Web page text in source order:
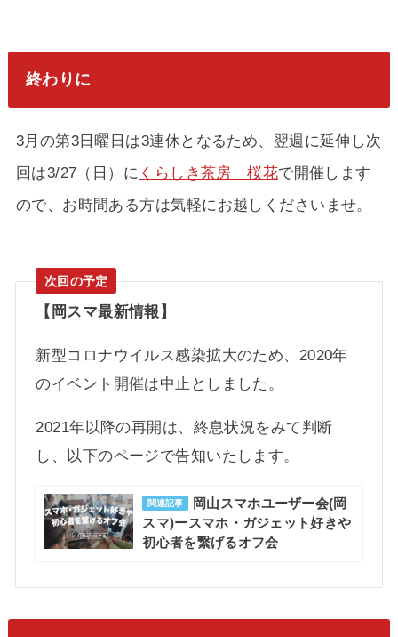
終わりに
3月の第3日曜日は3連休となるため、翌週に延伸し次
回は3/27（日）に くらしき茶房 桜花で開催します
ので、お時間ある方は気軽にお越しくださいませ。
【岡スマ最新情報】
新型コロナウイルス感染拡大のため、2020年
のイベント開催は中止としました。
2021年以降の再開は、終息状況をみて判断
し、以下のページで告知いたします。
関連記事
岡山スマホユーザー会(岡
スマ)ースマホ・ガジェット好きや
初心者を繋げるオフ会